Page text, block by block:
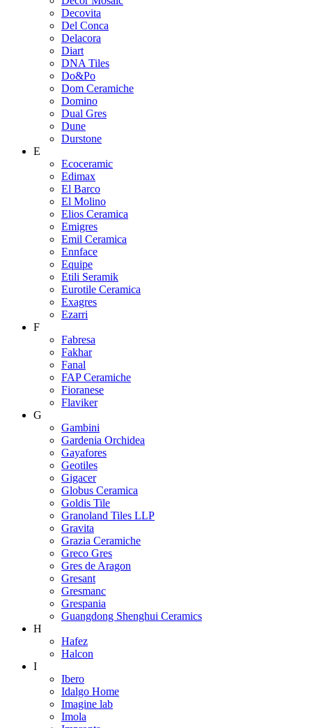
Decovita
Del Conca
Delacora
Diart
DNA Tiles
Do&Po
Dom Ceramiche
Domino
Dual Gres
Dune
Durstone
E
Ecoceramic
Edimax
El Barco
El Molino
Elios Ceramica
Emigres
Emil Ceramica
Ennface
Equipe
Etili Seramik
Eurotile Ceramica
Exagres
Ezarri
F
Fabresa
Fakhar
Fanal
FAP Ceramiche
Fioranese
Flaviker
G
Gambini
Gardenia Orchidea
Gayafores
Geotiles
Gigacer
Globus Ceramica
Goldis Tile
Granoland Tiles LLP
Gravita
Grazia Ceramiche
Greco Gres
Gres de Aragon
Gresant
Gresmanc
Grespania
Guangdong Shenghui Ceramics
H
Hafez
Halcon
I
Ibero
Idalgo Home
Imagine lab
Imola